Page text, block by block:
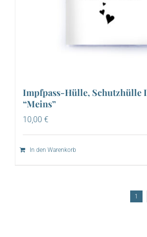
Impfpass-Hülle, Schutzhülle
“Meins”
10,00 €
In den Warenkorb
1